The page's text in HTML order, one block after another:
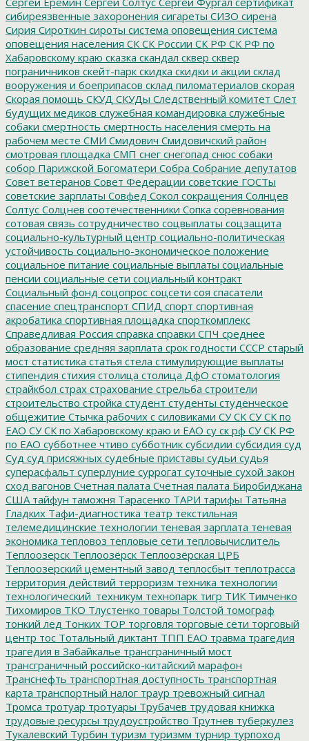
сибиреязвенные захоронения сигареты СИЗО сирена
Сирия Сироткин сироты система оповещения система
оповещения населения СК СК России СК РФ СК РФ по
Хабаровскому краю сказка скандал сквер сквер
пограничников скейт-парк скидка скидки и акции склад
вооружения и боеприпасов склад пиломатериалов скорая
Скорая помощь СКУД СКУДы Следственный комитет Слет
будущих медиков служебная командировка служебные
собаки смертность смертность населения смерть на
рабочем месте СМИ Смидович Смидовичский район
смотровая площадка СМП снег снегопад снюс собаки
собор Парижской Богоматери Собра Собрание депутатов
Совет ветеранов Совет Федерации советские ГОСТы
советские зарплаты Совфед Сокол сокращения Солнцев
Солтус Солцнев соотечественники Сопка соревнования
сотовая связь сотрудничество соцвыплаты соцзащита
социально-культурный центр социально-политическая
устойчивость социально-экономическое положение
социальное питание социальные выплаты социальные
пенсии социальные сети социальный контракт
Социальный фонд соцопрос соцсети соя спасатели
спасение спецтранспорт СПИД спорт спортивная
акробатика спортивная площадка спорткомплекс
Справедливая Россия справка справки СПЧ среднее
образование средняя зарплата срок годности СССР старый
мост статистика статья стела стимулирующие выплаты
стипендия стихия столица столица ДфО стоматология
страйкбол страх страхование стрельба строители
строительство стройка студент студенты студенческое
общежитие Стычка рабочих с силовиками СУ СК СУ СК по
ЕАО СУ СК по Хабаровскому краю и ЕАО су ск рф СУ СК РФ
по ЕАО субботнее чтиво субботник субсидии субсидия суд
Суд суд присяжных судебные приставы судьи судья
суперасфальт суперлуние суррогат суточные сухой закон
сход вагонов Счетная палата Счетная палата Биробиджана
США тайфун таможня Тарасенко ТАРИ тарифы Татьяна
Гладких Тафи-диагностика театр текстильная
телемедицинские технологии теневая зарплата теневая
экономика тепловоз тепловые сети тепловычислитель
Теплоозерск Теплоозёрск Теплоозёрская ЦРБ
Теплоозерский цементный завод теплосбыт теплотрасса
территория действий терроризм техника технологии
технологический_техникум технопарк тигр ТИК Тимченко
Тихомиров ТКО Тлустенко товары Толстой томограф
тонкий лед Тонких ТОР торговля торговые сети торговый
центр тос Тотальный диктант ТПП ЕАО травма трагедия
трагедия в Забайкалье трансграничный мост
трансграничный российско-китайский марафон
Транснефть транспортная доступность транспортная
карта транспортный налог траур тревожный сигнал
Тромса тротуар тротуары Трубачев трудовая книжка
трудовые ресурсы трудоустройство Трутнев туберкулез
Тукалевский Турбин туризм туризмм турнир турпоход